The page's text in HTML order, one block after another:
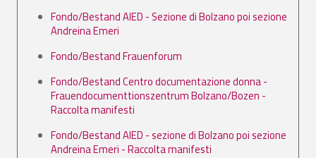
Fondo/Bestand AIED - Sezione di Bolzano poi sezione
Andreina Emeri
Fondo/Bestand Frauenforum
Fondo/Bestand Centro documentazione donna -
Frauendocumenttionszentrum Bolzano/Bozen -
Raccolta manifesti
Fondo/Bestand AIED - sezione di Bolzano poi sezione
Andreina Emeri - Raccolta manifesti